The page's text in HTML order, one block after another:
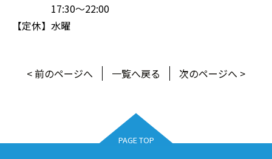
17:30～22:00
【定休】水曜
< 前のページへ 一覧へ戻る 次のページへ >
PAGE TOP